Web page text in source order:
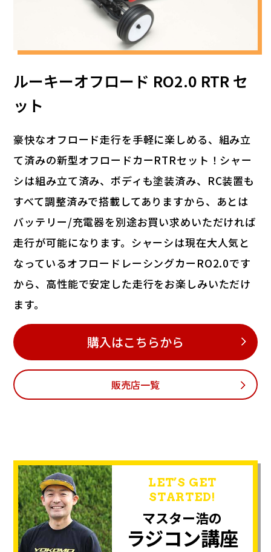
ルーキーオフロード RO2.0 RTR セ
ット
豪快なオフロード走行を手軽に楽しめる、組み立
て済みの新型オフロードカーRTRセット！シャー
シは組み立て済み、ボディも塗装済み、RC装置も
すべて調整済みで搭載してありますから、あとは
バッテリー/充電器を別途お買い求めいただければ
走行が可能になります。シャーシは現在大人気と
なっているオフロードレーシングカーRO2.0です
から、高性能で安定した走行をお楽しみいただけ
ます。
購入はこちらから
販売店一覧
LET’S GET
STARTED!
マスター浩の
ラジコン講座